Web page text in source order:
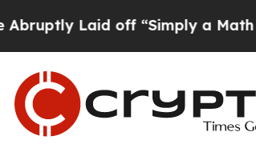
Laid off “Simply a Math